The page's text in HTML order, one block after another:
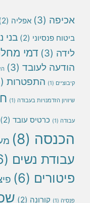
אכיפה (3) אפליה (2)
ביטוח פנסיוני (2) בני
לידה (3) דמי
הודעה לעובד (3)
קיבוציים (1) התפטרות (3)
שיוויון הזדמנויות בעבודה (1)
עבודה (1) כרטיס עובד (2)
הכנסה (8)
עבודת נשים (6)
פיטורים (6)
פנסיה (1) קורונה (2)